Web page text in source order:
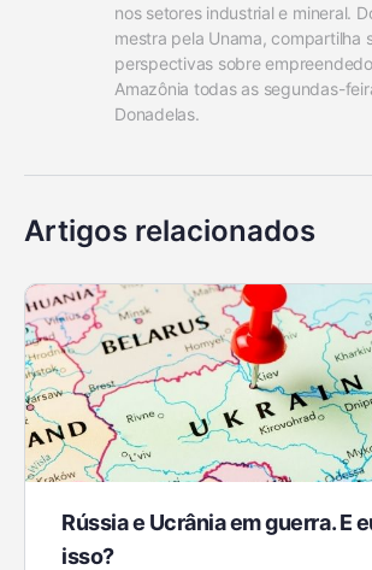
nos setores industrial e mineral.
mestra pela Unama, compartilha
perspectivas sobre
Amazônia todas as segundas-
Donadelas.
Artigos relacionados
Rússia e Ucrânia em guerra. E
isso?